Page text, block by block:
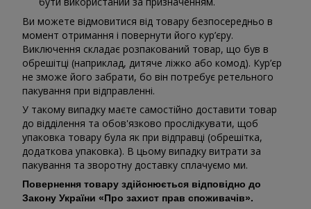
Ви можете відмовитися від товару безпосередньо в
момент отримання і повернути його кур’єру.
Виключення складає розпакований товар, що був в
обрешітці (наприклад, дитяче ліжко або комод). Кур’єр
не зможе його забрати, бо він потребує ретельного
пакування при відправленні.
У такому випадку маєте самостійно доставити товар
до відділення та обов'язково прослідкувати, щоб
упаковка товару була як при відправці (обрешітка,
додаткова упаковка). В цьому випадку витрати за
пакування та зворотну доставку сплачуємо ми.
Повернення товару здійснюється відповідно до
Закону України «Про захист прав споживачів».